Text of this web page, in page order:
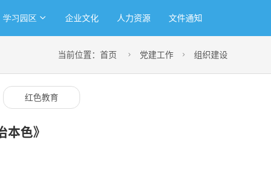
学习园区 企业文化 人力资源 文件通知
当前位置： 首页  党建工作  组织建设
红色教育
色》